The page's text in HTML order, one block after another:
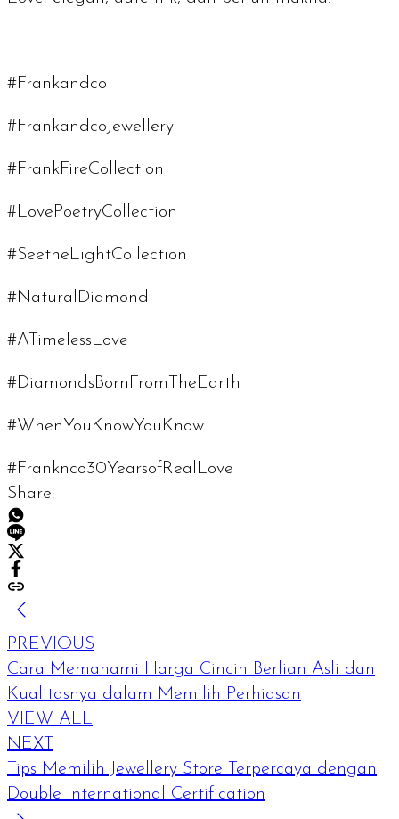
#Frankandco
#FrankandcoJewellery
#FrankFireCollection
#LovePoetryCollection
#SeetheLightCollection
#NaturalDiamond
#ATimelessLove
#DiamondsBornFromTheEarth
#WhenYouKnowYouKnow
#Franknco30YearsofRealLove
Share:
PREVIOUS
Cara Memahami Harga Cincin Berlian Asli dan
Kualitasnya dalam Memilih Perhiasan
VIEW ALL
NEXT
Tips Memilih Jewellery Store Terpercaya dengan
Double International Certification